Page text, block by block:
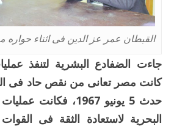
القبطان عمر عز الدين فى اثناء حواره
جاءت الضفادع البشرية لتنفذ
كانت مصر تعانى من نقص حاد فى
حدث 5 يونيو 1967، فكانت
البحرية لاستعادة الثقة فى